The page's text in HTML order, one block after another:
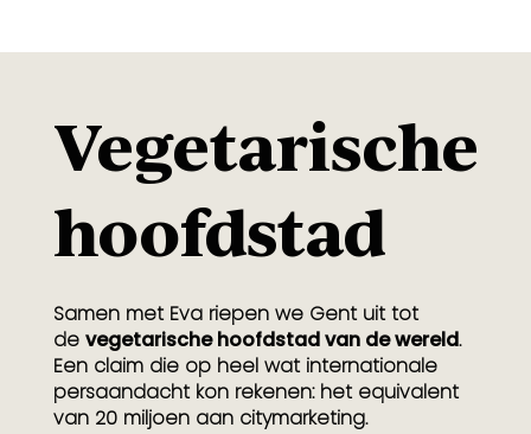
Vegetarische
hoofdstad
Samen met Eva riepen we Gent uit tot
de vegetarische hoofdstad van de wereld.
Een claim die op heel wat internationale
persaandacht kon rekenen: het equivalent
van 20 miljoen aan citymarketing.